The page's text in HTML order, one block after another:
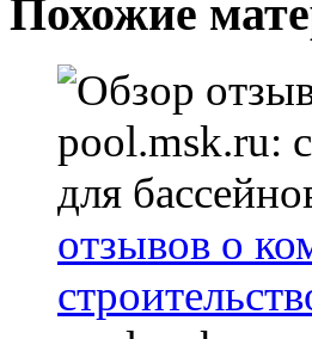
Похожие
отзывов о